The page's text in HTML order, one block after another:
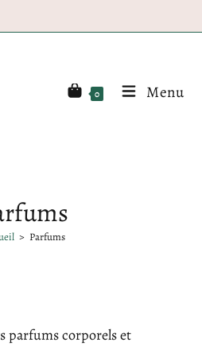
0 Menu
> Parfums
parfums corporels et